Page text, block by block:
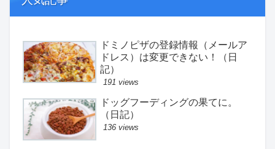
ドミノピザの登録情報（メールア
ドレス）は変更できない！（日
記）
191 views
ドッグフーディングの果てに。
（日記）
136 views